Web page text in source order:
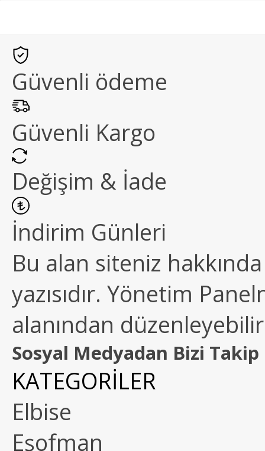
Güvenli ödeme
Güvenli Kargo
Değişim & İade
İndirim Günleri
Bu alan siteniz
yazısıdır. Yönetim
alanından
Sosyal Medyadan Bizi Takip
KATEGORİLER
Elbise
Eşofman